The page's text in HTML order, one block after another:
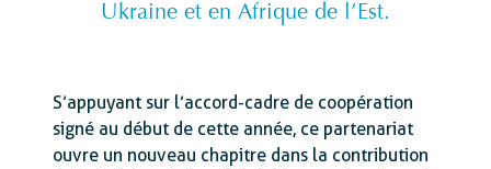
Ukraine et en Afrique de l’Est.
S’appuyant sur l’accord-cadre de coopération
signé au début de cette année, ce partenariat
ouvre un nouveau chapitre dans la contribution